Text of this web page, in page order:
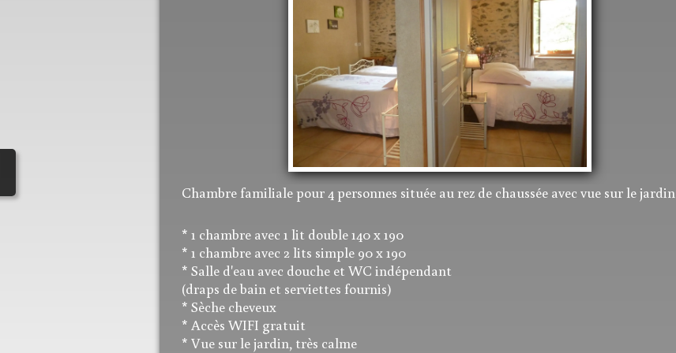
Chambre familiale pour 4 personnes située au rez de chaussée avec vue sur le jardin
* 1 chambre avec 1 lit double 140 x 190
* 1 chambre avec 2 lits simple 90 x 190
* Salle d'eau avec douche et WC indépendant
(draps de bain et serviettes fournis)
* Sèche cheveux
* Accès WIFI gratuit
* Vue sur le jardin, très calme